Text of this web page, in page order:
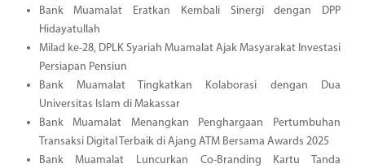
Bank Muamalat Eratkan Kembali Sinergi dengan DPP
Hidayatullah
Milad ke-28, DPLK Syariah Muamalat Ajak Masyarakat Investasi
Persiapan Pensiun
Bank Muamalat Tingkatkan Kolaborasi dengan Dua
Universitas Islam di Makassar
Bank Muamalat Menangkan Penghargaan Pertumbuhan
Transaksi Digital Terbaik di Ajang ATM Bersama Awards 2025
Bank Muamalat Luncurkan Co-Branding Kartu Tanda